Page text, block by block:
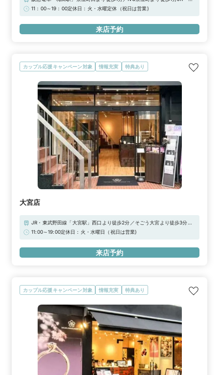
阪駅」御堂筋北口より徒歩7分地下鉄御堂筋線「梅田駅」1番出口より徒歩
11：00～19：00定休日：火・水曜定休（祝日は営業)
来店予約
カップル応援キャンペーン対象 情報充実 特典あり
大宮店
JR・東武野田線「大宮駅」西口より徒歩2分／そごう大宮より徒歩3分、
ルミネ大宮より徒歩5分【駐車場】・大宮西口第5：埼玉県さいたま市大
宮西口第8、大宮西口第9、大宮西口第10がご利用いただけます。
11:00～19:00定休日：火・水曜日（祝日は営業)
来店予約
カップル応援キャンペーン対象 情報充実 特典あり